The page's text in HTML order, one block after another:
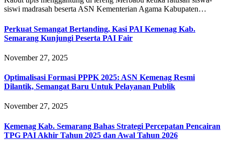
siswi madrasah beserta ASN Kementerian Agama Kabupaten…
Perkuat Semangat Bertanding, Kasi PAI Kemenag Kab.
Semarang Kunjungi Peserta PAI Fair
November 27, 2025
Optimalisasi Formasi PPPK 2025: ASN Kemenag Resmi
Dilantik, Semangat Baru Untuk Pelayanan Publik
November 27, 2025
Kemenag Kab. Semarang Bahas Strategi Percepatan Pencairan
TPG PAI Akhir Tahun 2025 dan Awal Tahun 2026